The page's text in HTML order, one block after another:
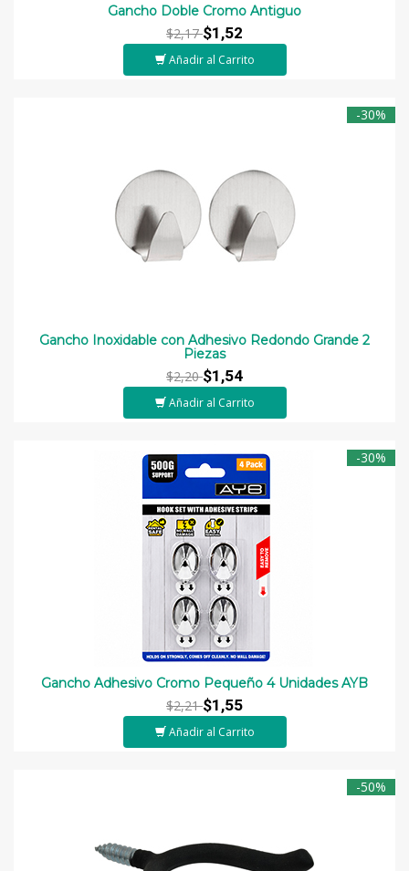
Gancho Doble Cromo Antiguo
$2,17$1,52
Añadir al Carrito
-30%
Gancho Inoxidable con Adhesivo Redondo Grande 2
Piezas
$2,20$1,54
Añadir al Carrito
-30%
Gancho Adhesivo Cromo Pequeño 4 Unidades AYB
$2,21$1,55
Añadir al Carrito
-50%